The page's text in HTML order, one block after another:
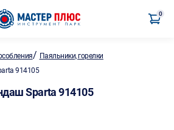
0
/ Паяльники, горелки
914105
Sparta 914105